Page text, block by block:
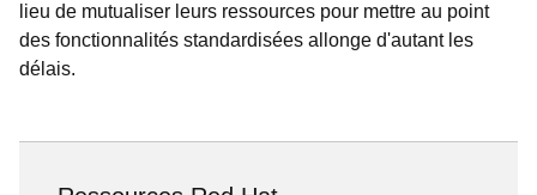
lieu de mutualiser leurs ressources pour mettre au point
des fonctionnalités standardisées allonge d'autant les
délais.